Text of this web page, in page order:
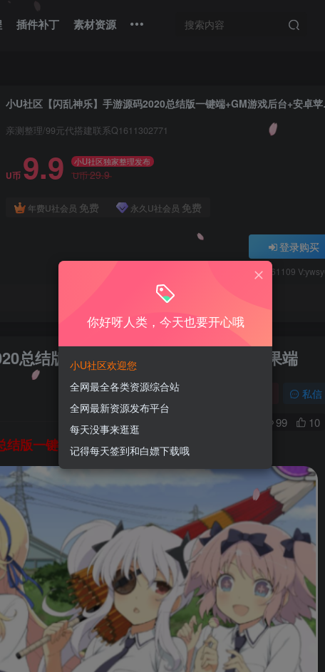
插件补丁 素材资源
小U社区【
亲测整理/99元代搭建联系Q1611302771
U币 9.9 小U社区独家整理发布
U币29.9
年费U社会员 免费 永久U社会员 免费
登录购买
Q:1337861109
总结版一键端+GM游戏后台+安卓苹果端
私信
99 10
版一键端+GM游戏后台+安卓苹果端
你好呀人类，今天也要开心哦
小U社区欢迎您
全网最全各类资源综合站
全网最新资源发布平台
每天没事来逛逛
记得每天签到和白嫖下载哦